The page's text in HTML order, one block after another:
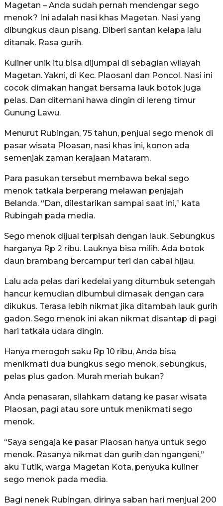
Magetan – Anda sudah pernah mendengar sego
menok? Ini adalah nasi khas Magetan. Nasi yang
dibungkus daun pisang. Diberi santan kelapa lalu
ditanak. Rasa gurih.
Kuliner unik itu bisa dijumpai di sebagian wilayah
Magetan. Yakni, di Kec. Plaosanl dan Poncol. Nasi ini
cocok dimakan hangat bersama lauk botok juga
pelas. Dan ditemani hawa dingin di lereng timur
Gunung Lawu.
Menurut Rubingan, 75 tahun, penjual sego menok di
pasar wisata Ploasan, nasi khas ini, konon ada
semenjak zaman kerajaan Mataram.
Para pasukan tersebut membawa bekal sego
menok tatkala berperang melawan penjajah
Belanda. “Dan, dilestarikan sampai saat ini,” kata
Rubingah pada media.
Sego menok dijual terpisah dengan lauk. Sebungkus
harganya Rp 2 ribu. Lauknya bisa milih. Ada botok
daun brambang bercampur teri dan cabai hijau.
Lalu ada pelas dari kedelai yang ditumbuk setengah
hancur kemudian dibumbui dimasak dengan cara
dikukus. Terasa lebih nikmat jika ditambah lauk gurih
gadon. Sego menok ini akan nikmat disantap di pagi
hari tatkala udara dingin.
Hanya merogoh saku Rp 10 ribu, Anda bisa
menikmati dua bungkus sego menok, sebungkus,
pelas plus gadon. Murah meriah bukan?
Anda penasaran, silahkam datang ke pasar wisata
Plaosan, pagi atau sore untuk menikmati sego
menok.
“Saya sengaja ke pasar Plaosan hanya untuk sego
menok. Rasanya nikmat dan gurih dan ngangeni,”
aku Tutik, warga Magetan Kota, penyuka kuliner
sego menok pada media.
Bagi nenek Rubingan, dirinya saban hari menjual 200